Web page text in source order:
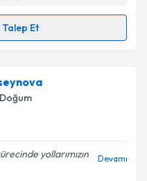
Et
takvimi talebi
randevu almanız için bir
ile bilgilendireceğiz.
yollarımızın
Devamı